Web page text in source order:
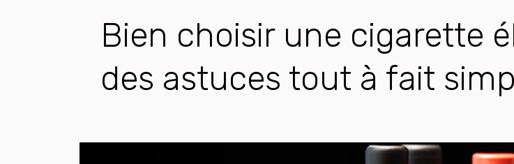
Bien choisir une cigarette
des astuces tout à fait